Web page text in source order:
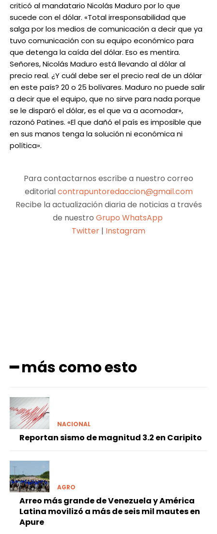
criticó al mandatario Nicolás Maduro por lo que
sucede con el dólar. «Total irresponsabilidad que
salga por los medios de comunicación a decir que ya
tuvo comunicación con su equipo económico para
que detenga la caída del dólar. Eso es mentira.
Señores, Nicolás Maduro está llevando al dólar al
precio real. ¿Y cuál debe ser el precio real de un dólar
en este país? 20 o 25 bolívares. Maduro no puede salir
a decir que el equipo, que no sirve para nada porque
se le disparó el dólar, es el que va a acomodar»,
razonó Patines. «El que dañó el país es imposible que
en sus manos tenga la solución ni económica ni
política».
Para contactarnos escribe a nuestro correo
editorialcontrapuntoredaccion@gmail.com
Recibe la actualización diaria de noticias a través
de nuestro Grupo WhatsApp
Twitter | Instagram
━ más como esto
NACIONAL
Reportan sismo de magnitud 3.2 en Caripito
AGRO
Arreo más grande de Venezuela y América
Latina movilizó a más de seis mil mautes en
Apure